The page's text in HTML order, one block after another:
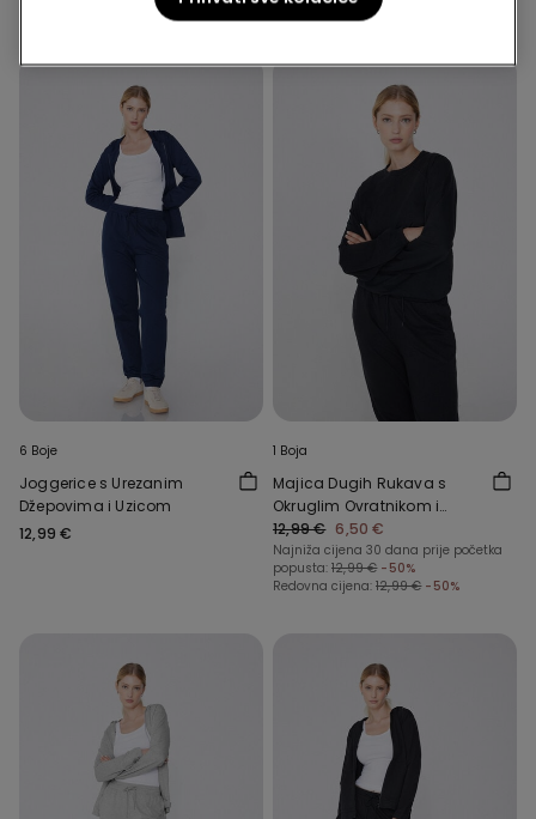
6 Boje
Joggerice s Urezanim
Džepovima i Uzicom
12,99 €
1 Boja
Majica Dugih Rukava s
Okruglim Ovratnikom i
Orukvicama
12,99 € 6,50 €
Najniža cijena 30 dana prije početka
popusta: 12,99 € -50%
Redovna cijena: 12,99 € -50%